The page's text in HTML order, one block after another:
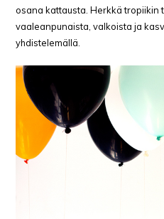
osana kattausta. Herkkä tropiikin
vaaleanpunaista, valkoista ja
yhdistelemällä.